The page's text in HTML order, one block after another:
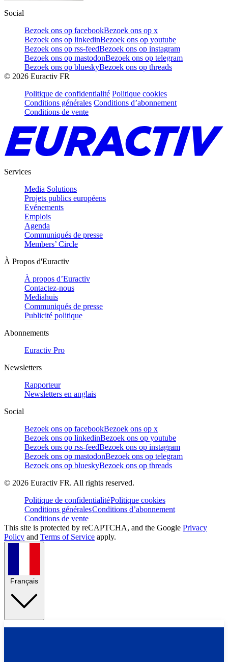
Social
Bezoek ons op facebookBezoek ons op x
Bezoek ons op linkedinBezoek ons op youtube
Bezoek ons op rss-feedBezoek ons op instagram
Bezoek ons op mastodonBezoek ons op telegram
Bezoek ons op blueskyBezoek ons op threads
© 2026 Euractiv FR
Politique de confidentialité Politique cookies
Conditions générales Conditions d’abonnement
Conditions de vente
Services
Media Solutions
Projets publics européens
Evénements
Emplois
Agenda
Communiqués de presse
Members’ Circle
À Propos d'Euractiv
À propos d’Euractiv
Contactez-nous
Mediahuis
Communiqués de presse
Publicité politique
Abonnements
Euractiv Pro
Newsletters
Rapporteur
Newsletters en anglais
Social
Bezoek ons op facebookBezoek ons op x
Bezoek ons op linkedinBezoek ons op youtube
Bezoek ons op rss-feedBezoek ons op instagram
Bezoek ons op mastodonBezoek ons op telegram
Bezoek ons op blueskyBezoek ons op threads
© 2026 Euractiv FR. All rights reserved.
Politique de confidentialitéPolitique cookies
Conditions généralesConditions d’abonnement
Conditions de vente
This site is protected by reCAPTCHA, and the Google Privacy
Policy and Terms of Service apply.
Français